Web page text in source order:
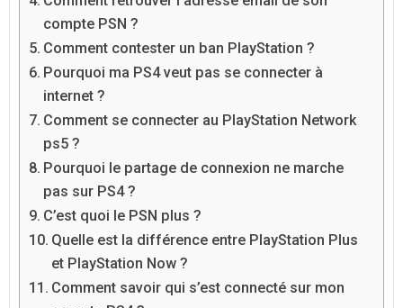
compte PSN ?
Comment contester un ban PlayStation ?
Pourquoi ma PS4 veut pas se connecter à
internet ?
Comment se connecter au PlayStation Network
ps5 ?
Pourquoi le partage de connexion ne marche
pas sur PS4 ?
C’est quoi le PSN plus ?
Quelle est la différence entre PlayStation Plus
et PlayStation Now ?
Comment savoir qui s’est connecté sur mon